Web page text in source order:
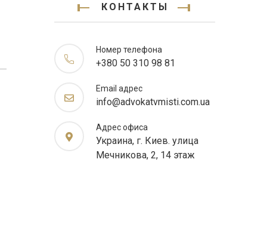
КОНТАКТЫ
Номер телефона
+380 50 310 98 81
Email адрес
info@advokatvmisti.com.ua
Адрес офиса
Украина, г. Киев. улица
Мечникова, 2, 14 этаж